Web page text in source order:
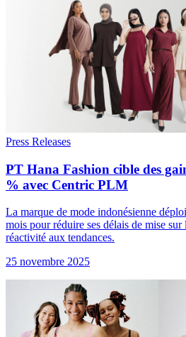
Press Releases
PT Hana Fashion cible des
% avec Centric PLM
La marque de mode indonésienne
mois pour réduire ses délais de mise sur
réactivité aux tendances.
25 novembre 2025